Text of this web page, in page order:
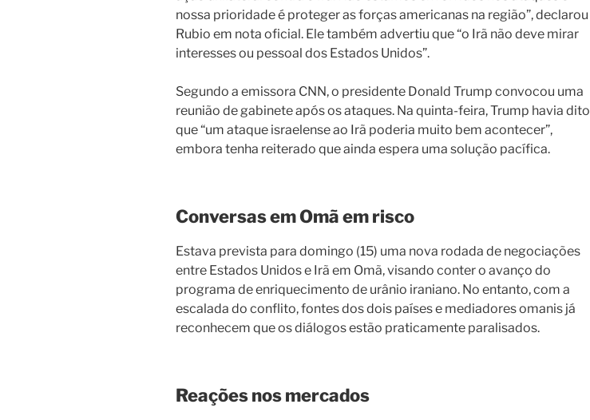
nossa prioridade é proteger as forças americanas na região”, declarou
Rubio em nota oficial. Ele também advertiu que “o Irã não deve mirar
interesses ou pessoal dos Estados Unidos”.
Segundo a emissora CNN, o presidente Donald Trump convocou uma
reunião de gabinete após os ataques. Na quinta-feira, Trump havia dito
que “um ataque israelense ao Irã poderia muito bem acontecer”,
embora tenha reiterado que ainda espera uma solução pacífica.
Conversas em Omã em risco
Estava prevista para domingo (15) uma nova rodada de negociações
entre Estados Unidos e Irã em Omã, visando conter o avanço do
programa de enriquecimento de urânio iraniano. No entanto, com a
escalada do conflito, fontes dos dois países e mediadores omanis já
reconhecem que os diálogos estão praticamente paralisados.
Reações nos mercados